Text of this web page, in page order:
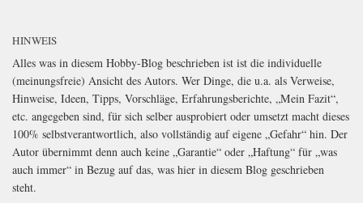
HINWEIS
Alles was in diesem Hobby-Blog beschrieben ist ist die individuelle
(meinungsfreie) Ansicht des Autors. Wer Dinge, die u.a. als Verweise,
Hinweise, Ideen, Tipps, Vorschläge, Erfahrungsberichte, „Mein Fazit“,
etc. angegeben sind, für sich selber ausprobiert oder umsetzt macht dieses
100% selbstverantwortlich, also vollständig auf eigene „Gefahr“ hin. Der
Autor übernimmt denn auch keine „Garantie“ oder „Haftung“ für „was
auch immer“ in Bezug auf das, was hier in diesem Blog geschrieben
steht.